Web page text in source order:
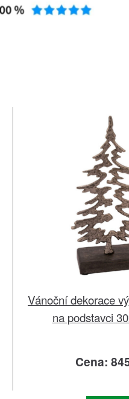
Vánoční dekorace
na podstavci
Cena: